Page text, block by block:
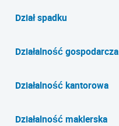
Dział spadku
Działalność gospodarcza
Działalność kantorowa
Działalność maklerska